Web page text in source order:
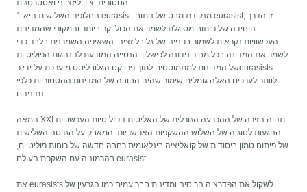
החלופה השלישית היא 1 eurasist. מנקודת מבט של ניתוח eurasist, זו הדרך
היחידה של פיתוח מסוגלת לשמר את הכול יקר ביותר והמקורי שהמדינות
העכשוויות נקראות לשמור בפנייה של גלובליזציה. השאיפה השמרנית בלבד כדי
לשמר את המדינה בכל מחיר נידונה לכישלון. הנטייה המודעת להנהגות הפוליטיות
של המדינות למתמוססים לתוך פרויקט הגלובליסט מוערכת על ידי כeurasists
לוותר לערכים האלה גומלים שימור שהיה החובה של המדינות ההסטוריות כלפי
המאה XXI תהיה הזירה של ההכרעה הגורלית של האליטות הפוליטיות העכשוויות
הנוגעות לסוגיה של השלוש ההשקפות האפשריות. המאבק על הגרסה השלישית
של פיתוח טמון ביסודות של קואליציה בינלאומית רחבה חדשה של כוחות פוליטיים,
בהרמוניה עם השקפת העולם eurasist.
את eurasists לשקול את הפדרציה הרוסיה ומדינות חבר עמים כמו הגרעין של